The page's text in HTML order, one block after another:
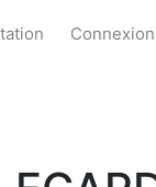
Connexion